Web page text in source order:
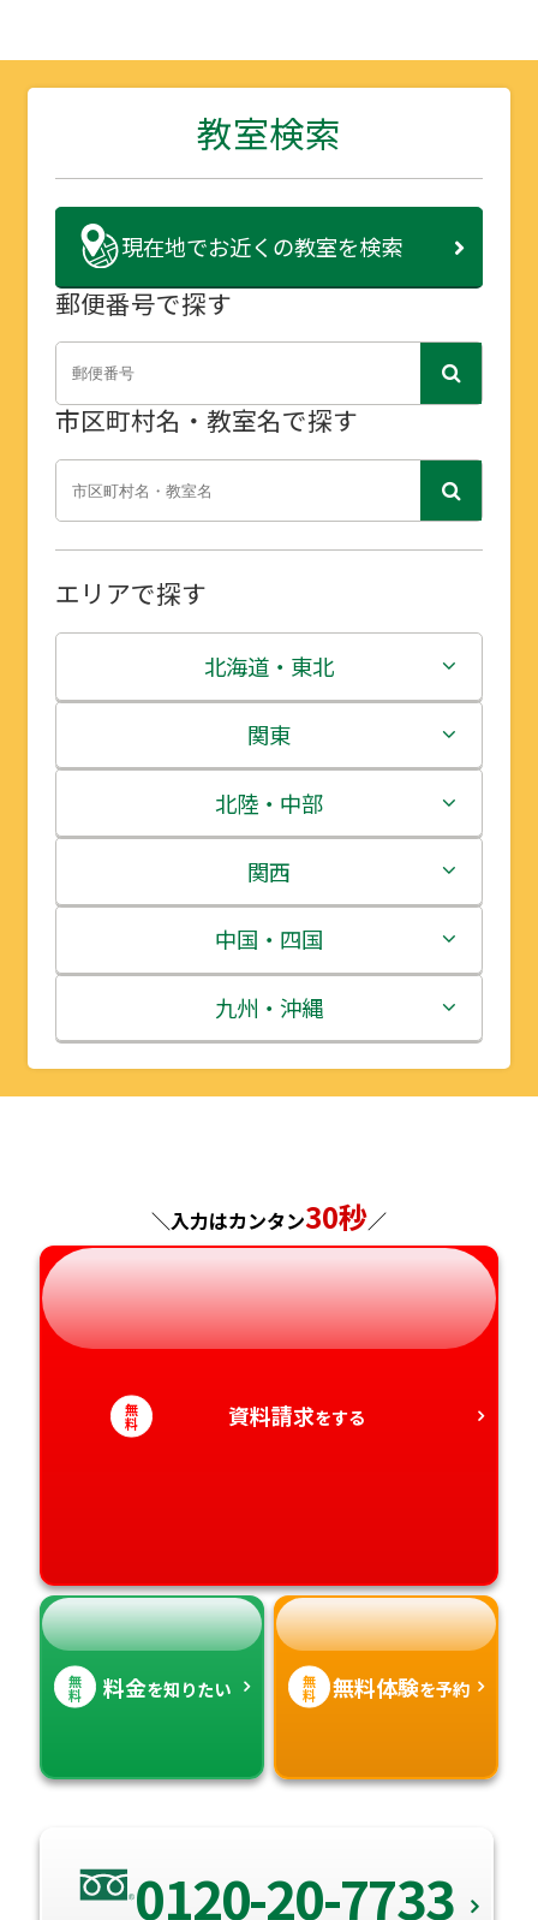
教室検索
現在地でお近くの教室を検索
郵便番号で探す
市区町村名・教室名で探す
エリアで探す
北海道・東北
北海道
青森県
岩手県
宮城県
秋田県
山形県
関東
茨城県
栃木県
群馬県
埼玉県
千葉県
神奈川県
北陸・中部
新潟県
富山県
石川県
福井県
岐阜県
静岡県
愛知県
関西
三重県
滋賀県
京都府
兵庫県
奈良県
和歌山県
中国・四国
鳥取県
島根県
広島県
山口県
徳島県
香川県
九州・沖縄
福岡県
長崎県
熊本県
大分県
宮崎県
＼入力はカンタン30秒／
無
料 資料請求をする
無
料 料金を知りたい 無
料 無料体験を予約
0120-20-7733